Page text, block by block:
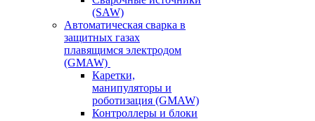
(SAW)
Автоматическая сварка в
защитных газах
плавящимся электродом
(GMAW)
Каретки,
манипуляторы и
роботизация (GMAW)
Контроллеры и блоки